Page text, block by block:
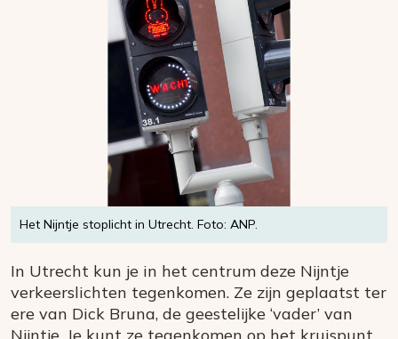
Het Nijntje stoplicht in Utrecht. Foto: ANP.
In Utrecht kun je in het centrum deze Nijntje
verkeerslichten tegenkomen. Ze zijn geplaatst ter
ere van Dick Bruna, de geestelijke ‘vader’ van
Nijntje. Je kunt ze tegenkomen op het kruispunt